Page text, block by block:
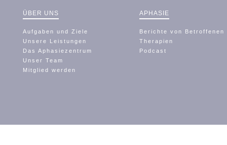
ÜBER UNS
Aufgaben und Ziele
Unsere Leistungen
Das Aphasiezentrum
Unser Team
Mitglied werden
APHASIE
Berichte von Betroffenen
Therapien
Podcast